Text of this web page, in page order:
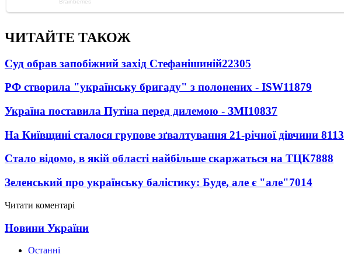
ЧИТАЙТЕ ТАКОЖ
Суд обрав запобіжний захід Стефанішиній22305
РФ створила "українську бригаду" з полонених - ISW11879
Україна поставила Путіна перед дилемою - ЗМІ10837
На Київщині сталося групове зґвалтування 21-річної дівчини 8113
Стало відомо, в якій області найбільше скаржаться на ТЦК7888
Зеленський про українську балістику: Буде, але є "але"7014
Читати коментарі
Новини України
Останні